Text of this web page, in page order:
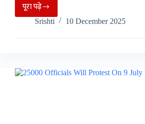
पूरा पढ़ेउत्तराखंड
में
महिलाओं
शिफ्ट
Srishti 10 December 2025